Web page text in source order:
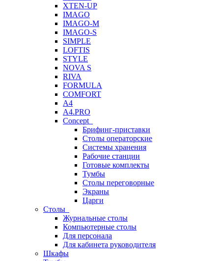
XTEN-UP
IMAGO
IMAGO-M
IMAGO-S
SIMPLE
LOFTIS
STYLE
NOVA S
RIVA
FORMULA
COMFORT
A4
A4.PRO
Concept
Брифинг-приставки
Столы операторские
Системы хранения
Рабочие станции
Готовые комплекты
Тумбы
Столы переговорные
Экраны
Царги
Столы
Журнальные столы
Компьютерные столы
Для персонала
Для кабинета руководителя
Шкафы